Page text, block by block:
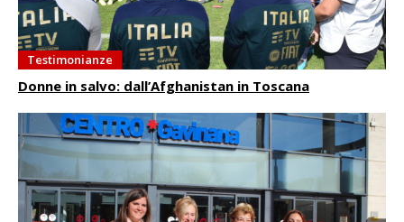
Testimonianze
Donne in salvo: dall’Afghanistan in Toscana